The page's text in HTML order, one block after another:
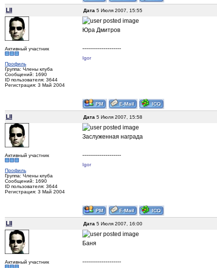
LII Дата 5 Июля 2007, 15:55
Активный участник
Профиль
Группа: Члены клуба
Сообщений: 1690
ID пользователя: 3644
Регистрация: 3 Май 2004
Юра Дмитров
--------------------
Igor
LII Дата 5 Июля 2007, 15:58
Активный участник
Профиль
Группа: Члены клуба
Сообщений: 1690
ID пользователя: 3644
Регистрация: 3 Май 2004
Заслуженная награда
--------------------
Igor
LII Дата 5 Июля 2007, 16:00
Активный участник
Баня
--------------------